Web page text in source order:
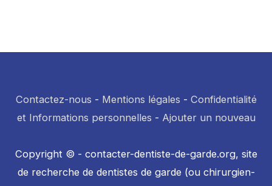
Contactez-nous - Mentions légales - Confidentialité
et Informations personnelles - Ajouter un nouveau
Copyright © - contacter-dentiste-de-garde.org, site
de recherche de dentistes de garde (ou chirurgien-